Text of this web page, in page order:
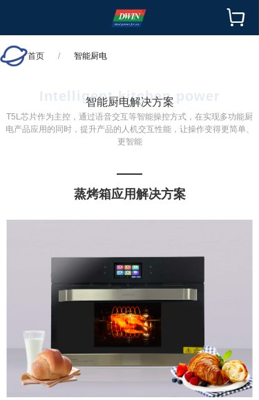

首页 / 智能厨电
Intelligent kitchen power
智能厨电解决方案
T5L芯片作为主控，通过语音交互等智能操控方式，在实现多功能厨
电产品应用的同时，提升产品的人机交互性能，让操作变得更简单、
更智能
蒸烤箱应用解决方案